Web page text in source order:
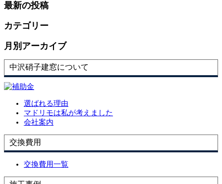
最新の投稿
カテゴリー
月別アーカイブ
中沢硝子建窓について
選ばれる理由
マドリモは私が考えました
会社案内
交換費用
交換費用一覧